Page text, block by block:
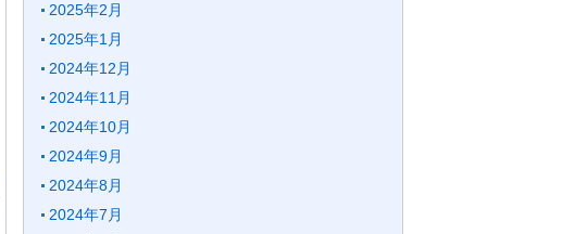
2025年2月
2025年1月
2024年12月
2024年11月
2024年10月
2024年9月
2024年8月
2024年7月